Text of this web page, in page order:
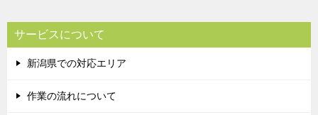
サービスについて
新潟県での対応エリア
作業の流れについて